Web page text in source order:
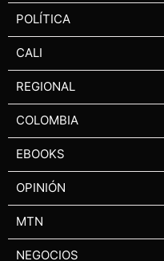
POLÍTICA
CALI
REGIONAL
COLOMBIA
EBOOKS
OPINIÓN
MTN
NEGOCIOS